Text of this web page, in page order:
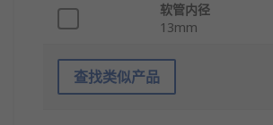
软管内径
13mm
查找类似产品